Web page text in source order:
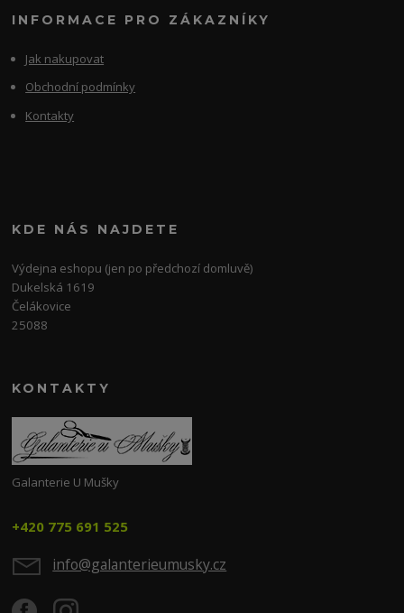
INFORMACE PRO ZÁKAZNÍKY
Jak nakupovat
Obchodní podmínky
Kontakty
KDE NÁS NAJDETE
Výdejna eshopu (jen po předchozí domluvě)
Dukelská 1619
Čelákovice
25088
KONTAKTY
Galanterie U Mušky
+420 775 691 525
info@galanterieumusky.cz